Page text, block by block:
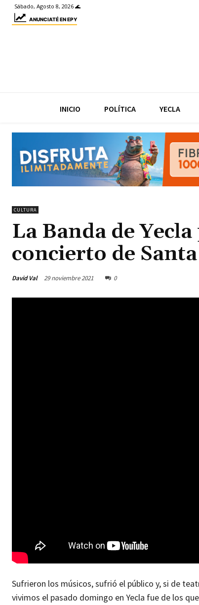
Sábado, Agosto 8, 2026 🌊
ANUNCIATÉ EN EPY
INICIO POLÍTICA YECLA
CULTURA
La Banda de
concierto de
David Val 29 noviembre 2021 0
Sufrieron los músicos, sufrió el público y, si de
vivimos el pasado domingo en Yecla fue de los